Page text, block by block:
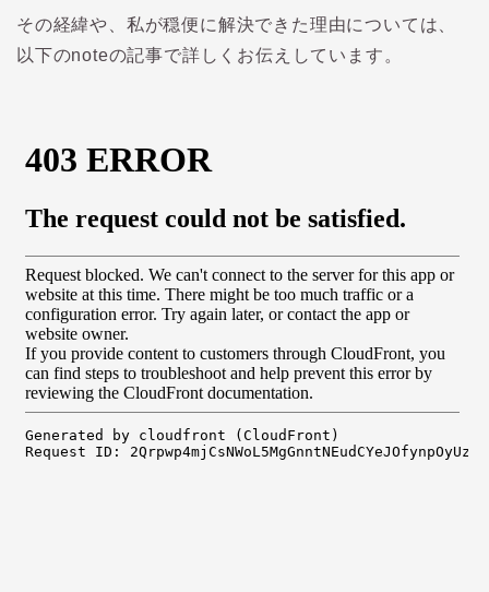
その経緯や、私が穏便に解決できた理由については、
以下のnoteの記事で詳しくお伝えしています。